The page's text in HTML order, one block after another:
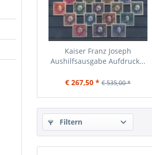
Kaiser Franz Joseph
Aushilfsausgabe Aufdruck...
€ 267,50 * € 535,00 *
Filtern